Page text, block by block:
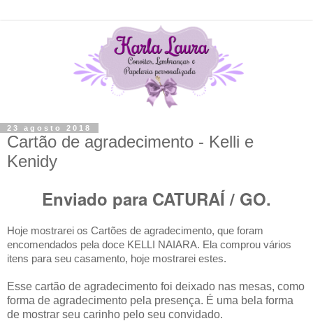
23 agosto 2018
Cartão de agradecimento - Kelli e
Kenidy
Enviado para CATURAÍ / GO.
Hoje mostrarei os Cartões de agradecimento, que foram
encomendados pela doce KELLI NAIARA. Ela comprou vários
itens para seu casamento, hoje mostrarei estes.
Esse cartão de agradecimento foi deixado nas mesas, como
forma de agradecimento pela presença. É uma bela forma
de mostrar seu carinho pelo seu convidado.